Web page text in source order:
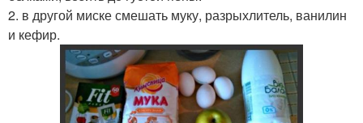
2. в другой миске смешать муку, разрыхлитель, ванилин
и кефир.